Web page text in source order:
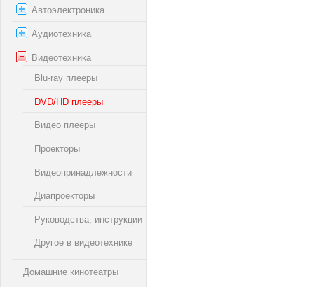
Автоэлектроника
Аудиотехника
Видеотехника
Blu-ray плееры
DVD/HD плееры
Видео плееры
Проекторы
Видеопринадлежности
Диапроекторы
Руководства, инструкции
Другое в видеотехнике
Домашние кинотеатры